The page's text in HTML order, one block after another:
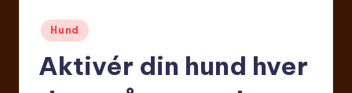
Posted
in
Hund
Aktivér din hund hver